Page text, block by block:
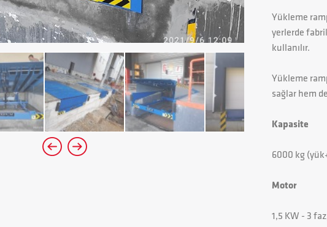
Yükleme
yerlerde
kullanılır.
Yükleme
sağlar hem
Kapasite
6000 kg
Motor
1,5 KW - 3